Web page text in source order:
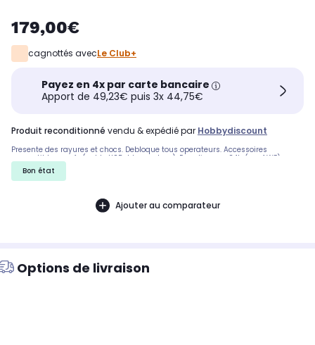
179,00€
cagnottés avecLe Club+
Payez en 4x par carte bancaire
Apport de 49,23€ puis 3x 44,75€
produit reconditionné vendu & expédié par Hobbydiscount
Presente des rayures et chocs. Debloque tous operateurs. Accessoires
compatibles neufs (cable USB+bloc secteur). Expedie sous 24h (sauf WE)
Bon état
Ajouter au comparateur
Options de livraison